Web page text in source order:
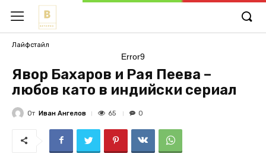
Лайфстайл
Error9
Явор Бахаров и Рая Пеева –
любов като в индийски сериал
От Иван Ангелов 65 0